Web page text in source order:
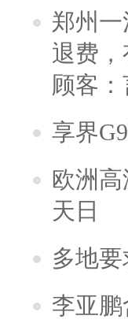
郑州
退费
顾客
享界
欧洲
天日
多地
李亚